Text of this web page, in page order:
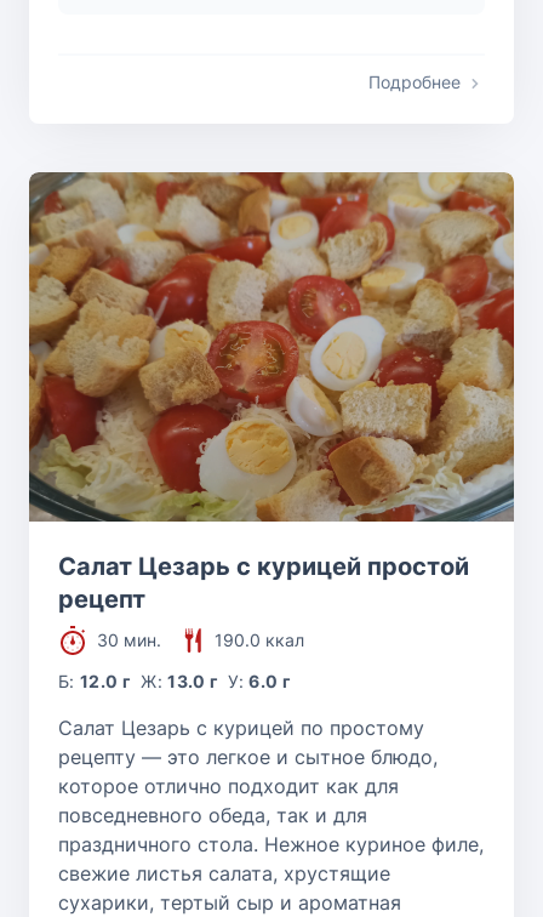
Подробнее
Салат Цезарь с курицей простой
рецепт
30 мин.
190.0 ккал
Б:12.0 г Ж:13.0 г У:6.0 г
Салат Цезарь с курицей по простому
рецепту — это легкое и сытное блюдо,
которое отлично подходит как для
повседневного обеда, так и для
праздничного стола. Нежное куриное филе,
свежие листья салата, хрустящие
сухарики, тертый сыр и ароматная